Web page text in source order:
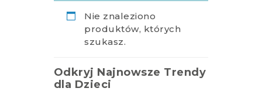
Nie znaleziono
produktów, których
szukasz.
Odkryj Najnowsze Trendy
dla Dzieci